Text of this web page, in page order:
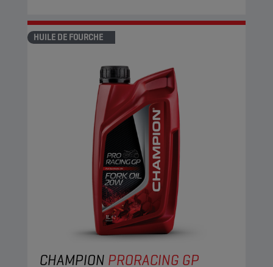
HUILE DE FOURCHE
CHAMPION PRORACING GP